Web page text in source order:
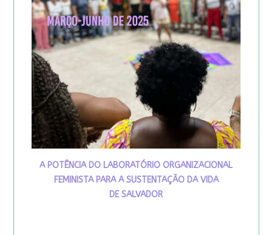
A POTÊNCIA DO LABORATÓRIO ORGANIZACIONAL
FEMINISTA PARA A SUSTENTAÇÃO DA VIDA
DE SALVADOR